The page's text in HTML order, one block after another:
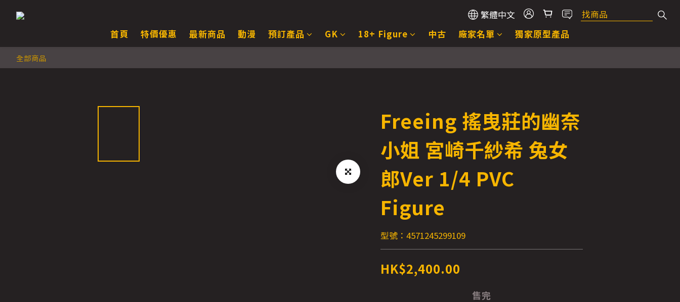
繁體中文
首頁
特價優惠 最新商品 動漫 預訂產品 GK 18+ Figure 中古 廠家名單 獨家原型產品
全部商品
Freeing 搖曳莊的幽奈
小姐 宮崎千紗希 兔女
郎Ver 1/4 PVC
Figure
型號：4571245299109
HK$2,400.00
售完